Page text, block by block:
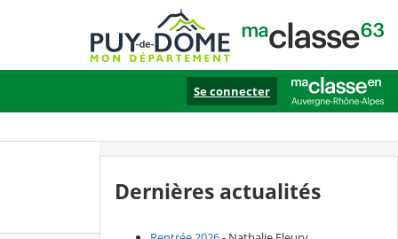
Se connecter
Dernières actualités